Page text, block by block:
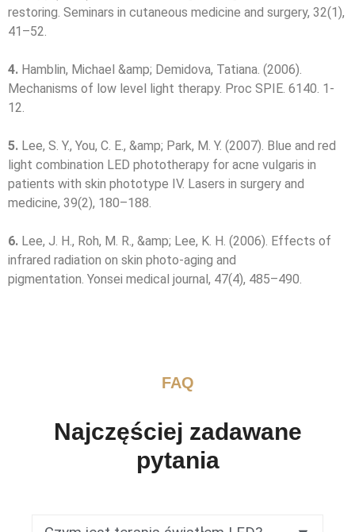
restoring. Seminars in cutaneous medicine and surgery, 32(1),
41–52.
4. Hamblin, Michael &amp; Demidova, Tatiana. (2006).
Mechanisms of low level light therapy. Proc SPIE. 6140. 1-
12.
5. Lee, S. Y., You, C. E., &amp; Park, M. Y. (2007). Blue and red
light combination LED phototherapy for acne vulgaris in
patients with skin phototype IV. Lasers in surgery and
medicine, 39(2), 180–188.
6. Lee, J. H., Roh, M. R., &amp; Lee, K. H. (2006). Effects of
infrared radiation on skin photo-aging and
pigmentation. Yonsei medical journal, 47(4), 485–490.
FAQ
Najczęściej zadawane
pytania